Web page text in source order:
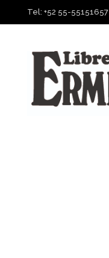
Tel: +52 55-55151657